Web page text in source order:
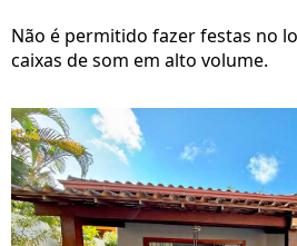
Não é permitido fazer festas no
caixas de som em alto volume.